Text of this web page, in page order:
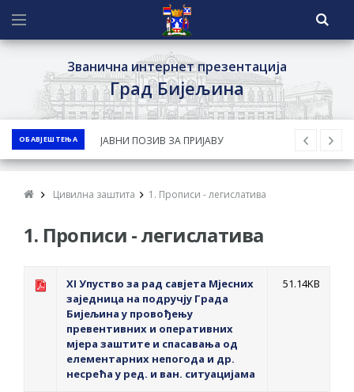
Званична интернет презентација
Град Бијељина
ОБАВЈЕШТЕЊА
ЈАВНИ ПОЗИВ ЗА ПРИЈАВУ
НЕПРОПИСНОГ ОДЛАГАЊА ОТПАДА УЗ
БЕСПОВРАТНИХ СРЕДСТАВА ЗА
ГРАДА БИЈЕЉИНА ЗА 2026. ГОДИНУ
Обавјештење за предузетника - Ненад
Нукић
ПРЕЛИМИНАРНA РАНГ ЛИСТA
КАНДИДАТА КОЈИ СУ ОСТВАРИЛИ ПРАВО
Цивилна заштита 1. Прописи - легислатива
1. Прописи - легислатива
XI Упуство за рад савјета Мјесних
заједница на подручју Града
Бијељина у провођењу
превентивних и оперативних
мјера заштите и спасавања од
елементарних непогода и др.
несрећа у ред. и ван. ситуацијама
51.14KB